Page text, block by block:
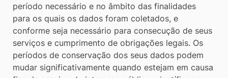
período necessário e no âmbito das finalidades
para os quais os dados foram coletados, e
conforme seja necessário para consecução de seus
serviços e cumprimento de obrigações legais. Os
períodos de conservação dos seus dados podem
mudar significativamente quando estejam em causa